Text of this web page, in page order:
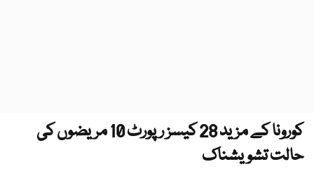
کورونا کے مزید 28 کیسز رپورٹ 10 مریضوں کی
حالت تشویشناک